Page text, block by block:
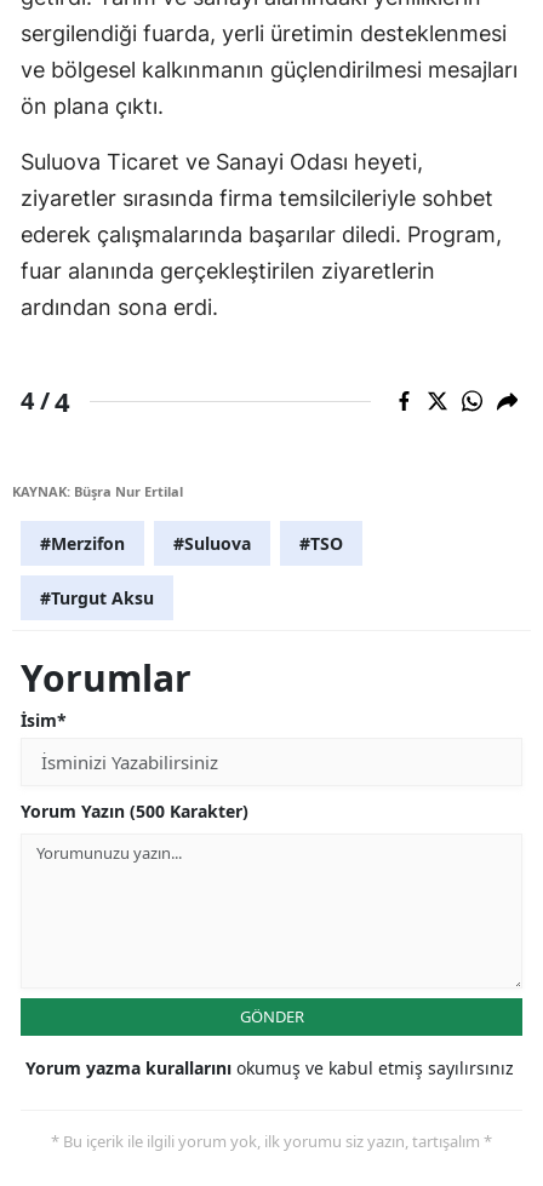
sergilendiği fuarda, yerli üretimin desteklenmesi
ve bölgesel kalkınmanın güçlendirilmesi mesajları
ön plana çıktı.
Suluova Ticaret ve Sanayi Odası heyeti,
ziyaretler sırasında firma temsilcileriyle sohbet
ederek çalışmalarında başarılar diledi. Program,
fuar alanında gerçekleştirilen ziyaretlerin
ardından sona erdi.
4 /4
KAYNAK: Büşra Nur Ertilal
#Merzifon #Suluova #TSO
#Turgut Aksu
Yorumlar
İsim*
Yorum Yazın (500 Karakter)
GÖNDER
Yorum yazma kurallarını okumuş ve kabul etmiş sayılırsınız
* Bu içerik ile ilgili yorum yok, ilk yorumu siz yazın, tartışalım *